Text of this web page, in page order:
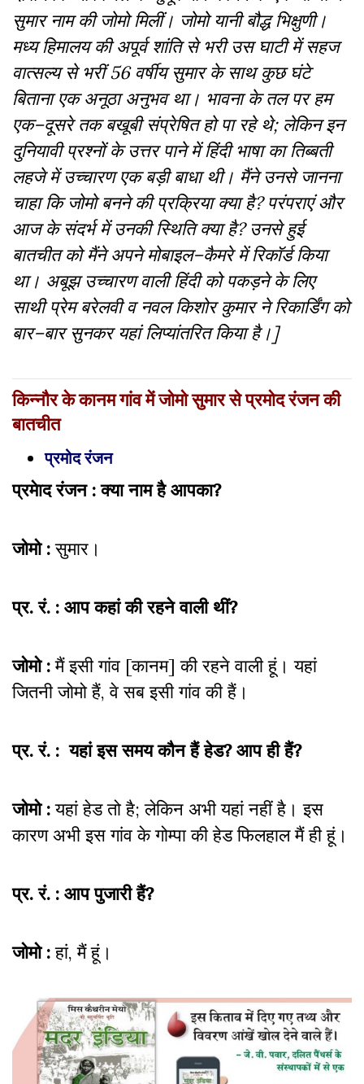
सुमार नाम की जोमो मिलीं। जोमो यानी बौद्ध भिक्षुणी।
मध्य हिमालय की अपूर्व शांति से भरी उस घाटी में सहज
वात्सल्य से भरीं 56 वर्षीय सुमार के साथ कुछ घंटे
बिताना एक अनूठा अनुभव था। भावना के तल पर हम
एक–दूसरे तक बखूबी संप्रेषित हो पा रहे थे; लेकिन इन
दुनियावी प्रश्नों के उत्तर पाने में हिंदी भाषा का तिब्बती
लहजे में उच्चारण एक बड़ी बाधा थी। मैंने उनसे जानना
चाहा कि जोमो बनने की प्रक्रिया क्या है? परंपराएं और
आज के संदर्भ में उनकी स्थिति क्या है? उनसे हुई
बातचीत को मैंने अपने मोबाइल–कैमरे में रिकॉर्ड किया
था। अबूझ उच्चारण वाली हिंदी को पकड़ने के लिए
साथी प्रेम बरेलवी व नवल किशोर कुमार ने रिकार्डिंग को
बार–बार सुनकर यहां लिप्यांतरित किया है।]
किन्नौर के कानम गांव में जोमो सुमार से प्रमोद रंजन की
बातचीत
प्रमोद रंजन
प्रमेाद रंजन : क्या नाम है आपका?
जोमो :सुमार।
प्र. रं. : आप कहां की रहने वाली थीं?
जोमो :मैं इसी गांव [कानम] की रहने वाली हूं। यहां
जितनी जोमो हैं, वे सब इसी गांव की हैं।
प्र. रं. : यहां इस समय कौन हैं हेड? आप ही हैं?
जोमो :यहां हेड तो है; लेकिन अभी यहां नहीं है। इस
कारण अभी इस गांव के गोम्पा की हेड फिलहाल मैं ही हूं।
प्र. रं. : आप पुजारी हैं?
जोमो :हां, मैं हूं।